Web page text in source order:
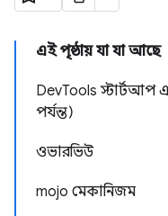
এই পৃষ্ঠায় যা যা আছে
DevTools স্টার্টআপ
পর্যন্ত)
ওভারভিউ
mojo মেকানিজম